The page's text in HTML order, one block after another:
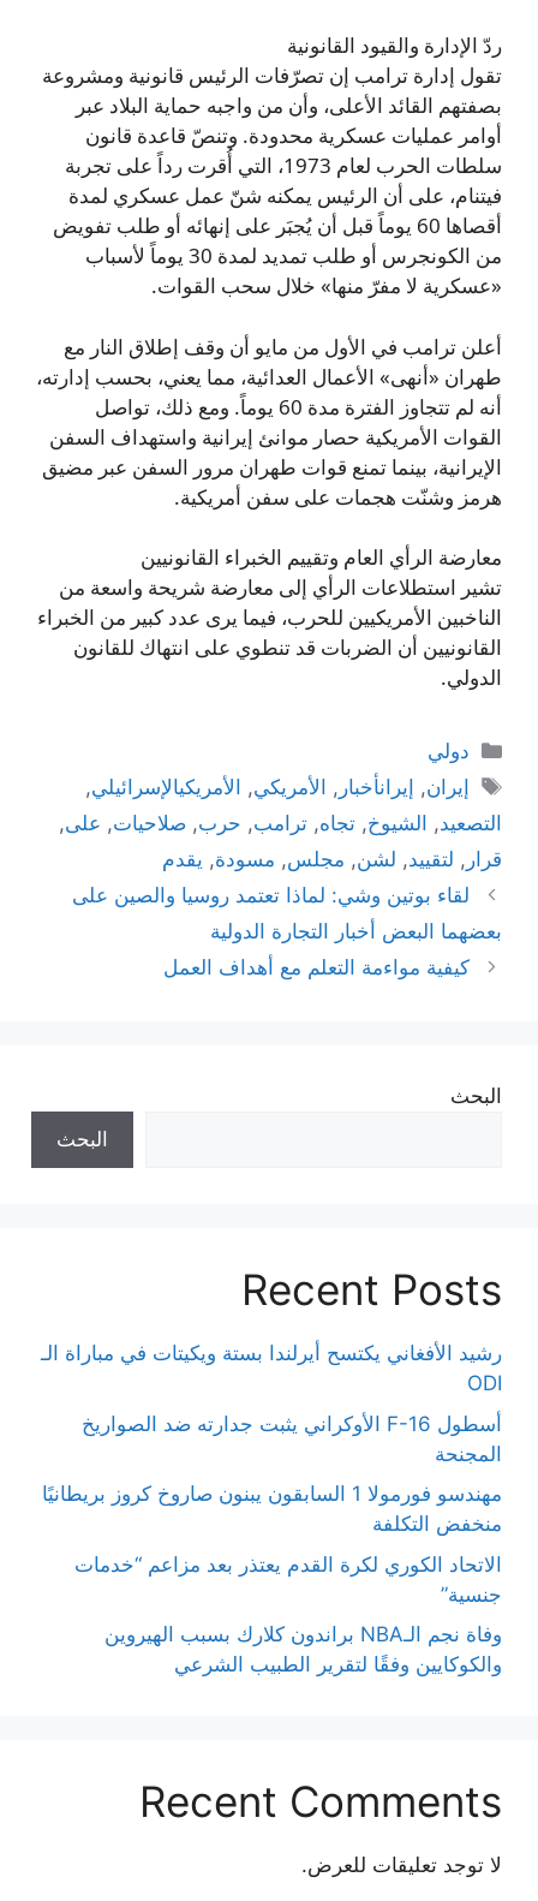
ردّ الإدارة والقيود القانونية
تقول إدارة ترامب إن تصرّفات الرئيس قانونية ومشروعة
بصفتهم القائد الأعلى، وأن من واجبه حماية البلاد عبر
أوامر عمليات عسكرية محدودة. وتنصّ قاعدة قانون
سلطات الحرب لعام 1973، التي أُقرت رداً على تجربة
فيتنام، على أن الرئيس يمكنه شنّ عمل عسكري لمدة
أقصاها 60 يوماً قبل أن يُجبَر على إنهائه أو طلب تفويض
من الكونجرس أو طلب تمديد لمدة 30 يوماً لأسباب
«عسكرية لا مفرّ منها» خلال سحب القوات.
أعلن ترامب في الأول من مايو أن وقف إطلاق النار مع
طهران «أنهى» الأعمال العدائية، مما يعني، بحسب إدارته،
أنه لم تتجاوز الفترة مدة 60 يوماً. ومع ذلك، تواصل
القوات الأمريكية حصار موانئ إيرانية واستهداف السفن
الإيرانية، بينما تمنع قوات طهران مرور السفن عبر مضيق
هرمز وشنّت هجمات على سفن أمريكية.
معارضة الرأي العام وتقييم الخبراء القانونيين
تشير استطلاعات الرأي إلى معارضة شريحة واسعة من
الناخبين الأمريكيين للحرب، فيما يرى عدد كبير من الخبراء
القانونيين أن الضربات قد تنطوي على انتهاك للقانون
الدولي.
التصنيفات
دولي
الوسوم
إيران, إيرانأخبار , الأمريكي, الأمريكيالإسرائيلي,
التصعيد, الشيوخ, تجاه, ترامب, حرب, صلاحيات, على,
قرار , لتقييد, لشن, مجلس, مسودة, يقدم
لقاء بوتين وشي: لماذا تعتمد روسيا والصين على
بعضهما البعض أخبار التجارة الدولية
كيفية مواءمة التعلم مع أهداف العمل
البحث
البحث
Recent Posts
رشيد الأفغاني يكتسح أيرلندا بستة ويكيتات في مباراة الـ
ODI
أسطول F-16 الأوكراني يثبت جدارته ضد الصواريخ
المجنحة
مهندسو فورمولا 1 السابقون يبنون صاروخ كروز بريطانيًا
منخفض التكلفة
الاتحاد الكوري لكرة القدم يعتذر بعد مزاعم “خدمات
جنسية”
وفاة نجم الـNBA براندون كلارك بسبب الهيروين
والكوكايين وفقًا لتقرير الطبيب الشرعي
Recent Comments
لا توجد تعليقات للعرض.